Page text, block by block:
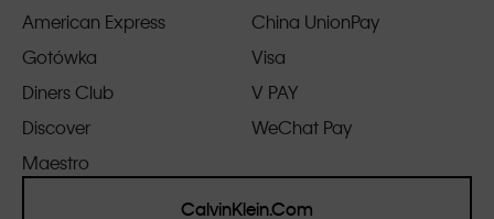
American Express
Gotówka
Diners Club
Discover
Maestro
China UnionPay
Visa
V PAY
WeChat Pay
CalvinKlein.Com